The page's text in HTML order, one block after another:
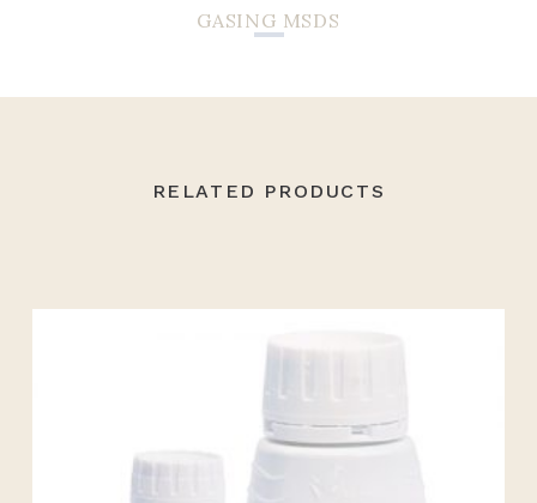
GASING MSDS
RELATED PRODUCTS